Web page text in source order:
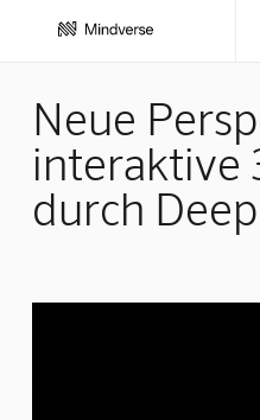
Neue
interaktive
durch